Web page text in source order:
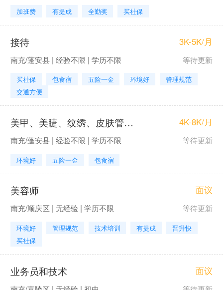
加班费 有提成 全勤奖 买社保
接待 3K-5K/月
南充/蓬安县 | 经验不限 | 学历不限 等待更新
买社保 包食宿 五险一金 环境好
管理规范
交通方便
美甲、美睫、纹绣、皮肤管理师 4K-8K/月
南充/蓬安县 | 经验不限 | 学历不限 等待更新
环境好 五险一金 包食宿
美容师 面议
南充/顺庆区 | 无经验 | 学历不限 等待更新
环境好 管理规范 技术培训 有提成
晋升快
买社保
业务员和技术 面议